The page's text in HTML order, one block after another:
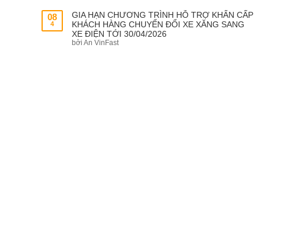
08
4
GIA HẠN CHƯƠNG TRÌNH HỖ TRỢ KHẨN CẤP
KHÁCH HÀNG CHUYỂN ĐỔI XE XĂNG SANG
XE ĐIỆN TỚI 30/04/2026
bởi An VinFast